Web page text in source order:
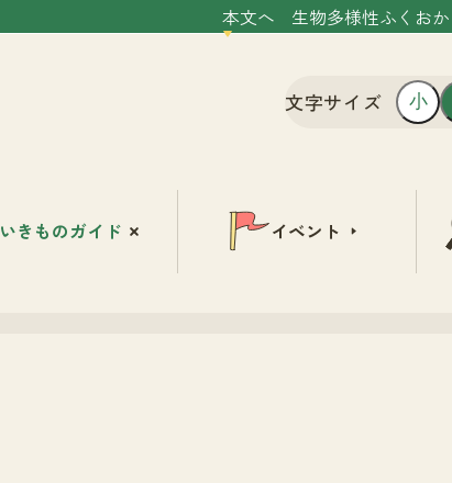
本文へ 生物多様性ふくお
文字サイズ 小
いきものガイド イベント